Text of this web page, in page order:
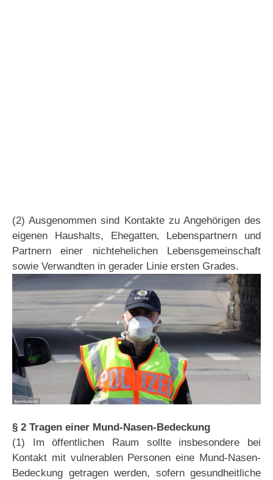
(2) Ausgenommen sind Kontakte zu Angehörigen des
eigenen Haushalts, Ehegatten, Lebenspartnern und
Partnern einer nichtehelichen Lebensgemeinschaft
sowie Verwandten in gerader Linie ersten Grades.
§ 2 Tragen einer Mund-Nasen-Bedeckung
(1) Im öffentlichen Raum sollte insbesondere bei
Kontakt mit vulnerablen Personen eine Mund-Nasen-
Bedeckung getragen werden, sofern gesundheitliche